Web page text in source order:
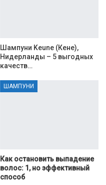
Шампуни Keune (Кене),
Нидерланды – 5 выгодных
качеств…
ШАМПУНИ
Как остановить выпадение
волос: 1, но эффективный
способ